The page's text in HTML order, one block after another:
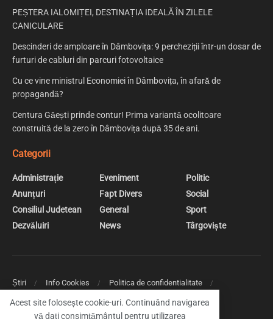
PEȘTERA IALOMIȚEI, DESTINAȚIA IDEALĂ ÎN ZILELE
CANICULARE
Descinderi de amploare în Dâmbovița: 9 percheziții într-un dosar de
furturi de cabluri din parcuri fotovoltaice
Cu ce vine ministrul Economiei în Dâmbovița, în afară de
propagandă?
Centura Găești prinde contur! Prima variantă ocolitoare
construită de la zero în Dâmbovița după 35 de ani.
Categorii
Administrație
Anunțuri
Consiliul Judetean
Dezvăluiri
Eveniment
Fapt Divers
General
News
Politic
Social
Sport
Târgoviște
Știri Info Cookies
Politica de confidentialitate
Acest site folosește cookie-uri. Continuând navigarea
vă dați consimțământul pentru utilizarea